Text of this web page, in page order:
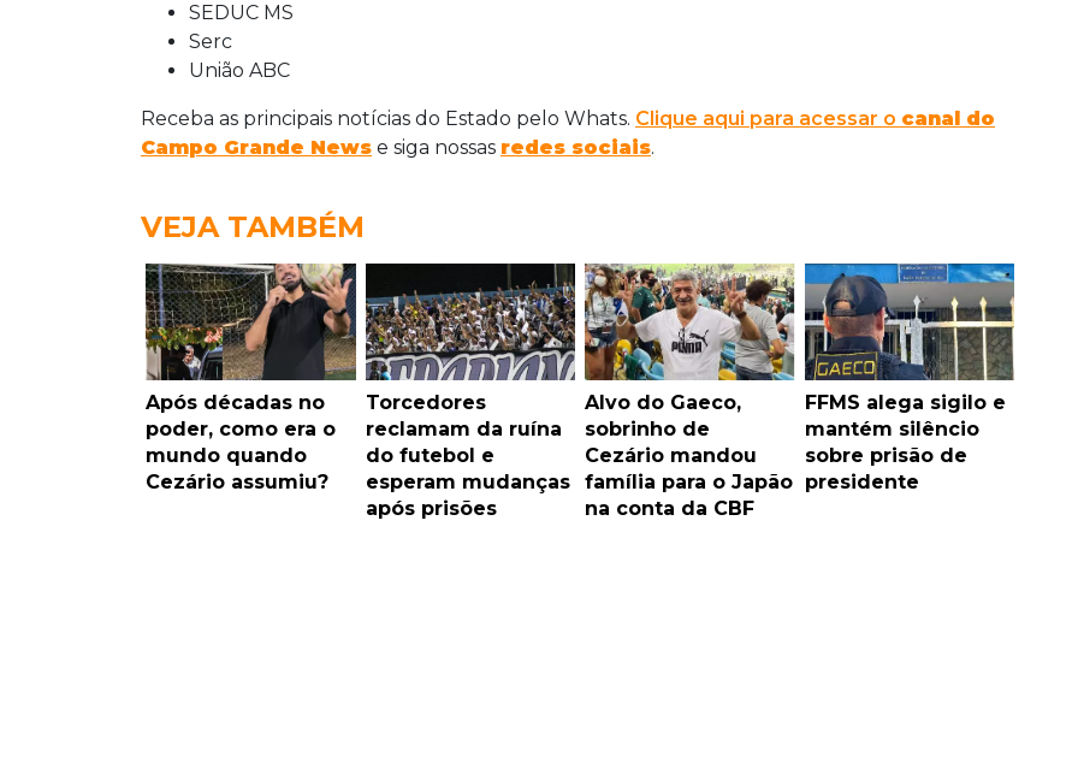
SEDUC MS
Serc
União ABC
Receba as principais notícias do Estado pelo Whats. Clique aqui para acessar o canal do
Campo Grande News e siga nossas redes sociais.
VEJA TAMBÉM
Após décadas no
poder, como era o
mundo quando
Cezário assumiu?
Torcedores
reclamam da ruína
do futebol e
esperam mudanças
após prisões
Alvo do Gaeco,
sobrinho de
Cezário mandou
família para o Japão
na conta da CBF
FFMS alega sigilo e
mantém silêncio
sobre prisão de
presidente